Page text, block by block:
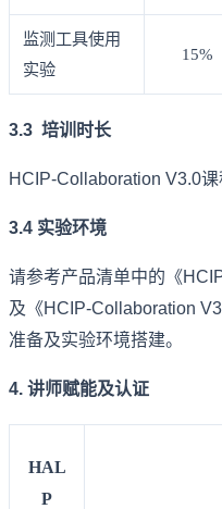
监测工具使用
实验
15%
3.3 培训时长
HCIP-Collaboration V3.0课
3.4 实验环境
请参考产品清单中的《
及《HCIP-Collaboration
准备及实验环境搭建。
4. 讲师赋能及认证
HAL
P